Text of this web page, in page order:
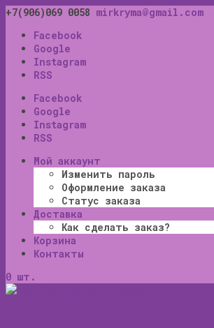
+7(906)069 0058 mirkryma@gmail.com
Facebook
Google
Instagram
RSS
Facebook
Google
Instagram
RSS
Мой аккаунт
Изменить пароль
Оформление заказа
Статус заказа
Доставка
Как сделать заказ?
Корзина
Контакты
0 шт.